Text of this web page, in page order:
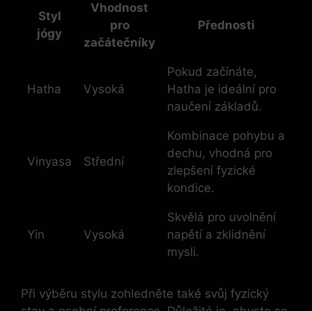
Styl
jógy
Vhodnost
pro
začátečníky
Přednosti
Hatha Vysoká
Pokud začínáte,
Hatha je ideální pro
naučení základů.
Vinyasa Střední
Kombinace pohybu a
dechu, vhodná pro
zlepšení fyzické
kondice.
Yin Vysoká
Skvělá pro uvolnění
napětí a zklidnění
mysli.
Při výběru stylu zohledněte také svůj fyzický